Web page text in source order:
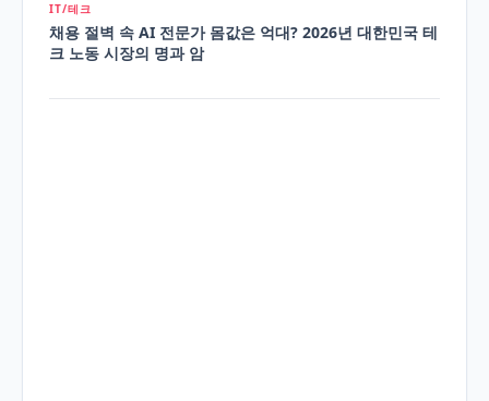
IT/테크
채용 절벽 속 AI 전문가 몸값은 억대? 2026년 대한민국 테
크 노동 시장의 명과 암